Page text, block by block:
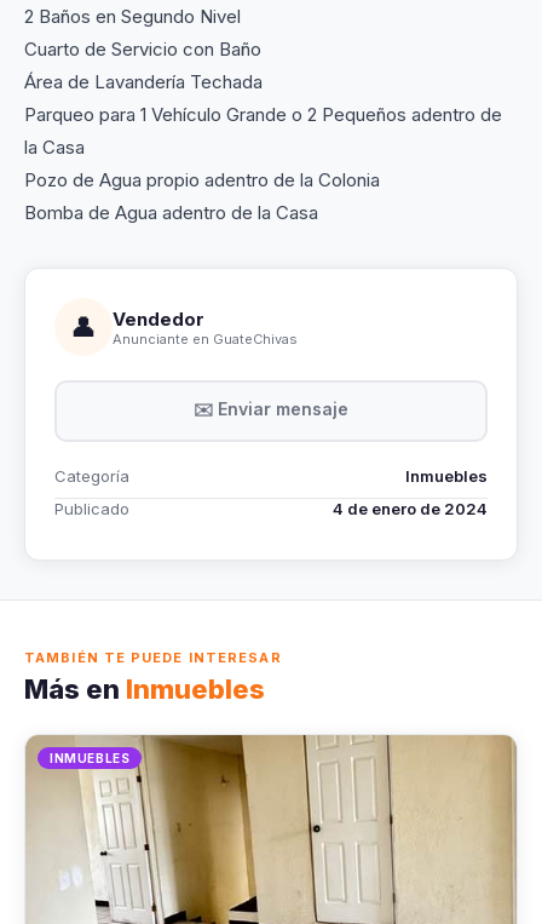
2 Baños en Segundo Nivel
Cuarto de Servicio con Baño
Área de Lavandería Techada
Parqueo para 1 Vehículo Grande o 2 Pequeños adentro de
la Casa
Pozo de Agua propio adentro de la Colonia
Bomba de Agua adentro de la Casa
👤 Vendedor
Anunciante en GuateChivas
✉️ Enviar mensaje
Categoría
Inmuebles
Publicado
4 de enero de 2024
TAMBIÉN TE PUEDE INTERESAR
Más en Inmuebles
INMUEBLES